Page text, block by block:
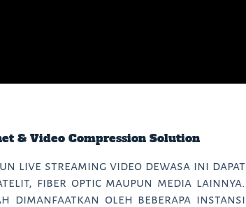
& Video Compression Solution
live streaming video dewasa ini dapat
fiber optic maupun media lainnya.
dimanfaatkan oleh beberapa instansi